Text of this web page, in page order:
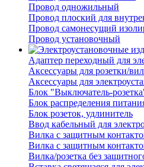
Провод одножильный
Провод плоский для
Провод самонесущий
Провод установочный
Адаптер переходный для
Аксессуары для розетки/
Аксессуары для
Блок "Выключатель-
Блок распределения
Блок розеток, удлинитель
Ввод кабельный для
Вилка с защитным
Вилка с защитным
Вилка/розетка без